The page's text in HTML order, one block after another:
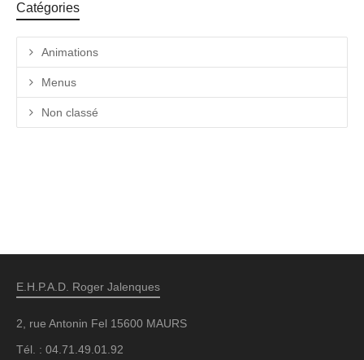
Catégories
Animations
Menus
Non classé
E.H.P.A.D. Roger Jalenques
2, rue Antonin Fel 15600 MAURS
Tél. : 04.71.49.01.92